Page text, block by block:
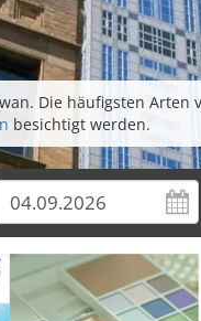
Die häufigsten
besichtigt werden.